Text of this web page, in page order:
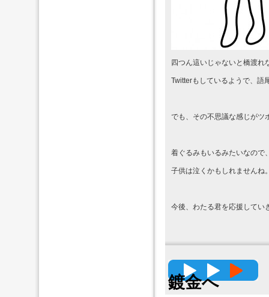
四つん這いじゃないと橋渡れ
Twitterもしているようで、語
でも、その不思議な感じがツ
着ぐるみもいるみたいなので
子供は泣くかもしれませんね
今後、わたる君を応援してい
高精度
鍍金へ